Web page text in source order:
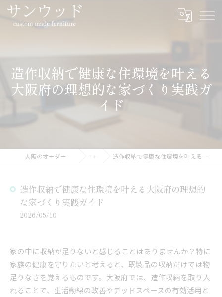
造作収納で健康な住環境を叶える
大阪府の理想的な家づくり実践ガ
イド
大阪のオーダー家具ならサンウッド コラム 造作収納で健康な住環境を叶える大阪府の理想的な家づくり実践ガイド
造作収納で健康な住環境を叶える大阪府の理想的
な家づくり実践ガイド
2026/05/10
家の中に収納が足りないと感じることはありませんか？特に
家族の健康を守りたいと考えると、既製品の収納だけでは物
足りなさを覚えるものです。大阪府では、造作収納を取り入
れることで、生活動線の改善やデッドスペースの有効活用と